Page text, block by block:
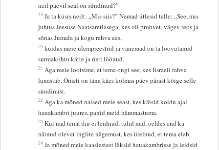
neil päevil seal on sündinud?”
19 Ja ta küsis neilt: „Mis siis?” Nemad ütlesid talle: „See, mis
juhtus Jeesuse Naatsaretlasega, kes oli prohvet, vägev teos ja
sõnas Jumala ja kogu rahva ees,
20 kuidas meie ülempreestrid ja vanemad on ta loovutanud
surmakohtu kätte ja risti löönud.
21 Aga meie lootsime, et tema ongi see, kes Iisraeli rahva
lunastab. Ometi on täna käes kolmas päev pärast kõige selle
sündimist.
22 Aga ka mõned naised meie seast, kes käisid koidu ajal
hauakambri juures, panid meid hämmastuma.
23 Kui nad tema ihu ei leidnud, tulid nad, öeldes end ka
näinud olevat inglite nägemust, kes ütelnud, et tema elab.
24 Ja mõned meie kaaslastest läksid hauakambrisse ja leidsid